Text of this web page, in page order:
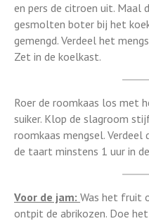
en pers de citroen uit. Maal
gesmolten boter bij het
gemengd. Verdeel het
Zet in de koelkast.
Roer de roomkaas los met
suiker. Klop de slagroom
roomkaas mengsel. Verdeel
de taart minstens 1 uur in
Voor de jam: Was het fruit
ontpit de abrikozen. Doe